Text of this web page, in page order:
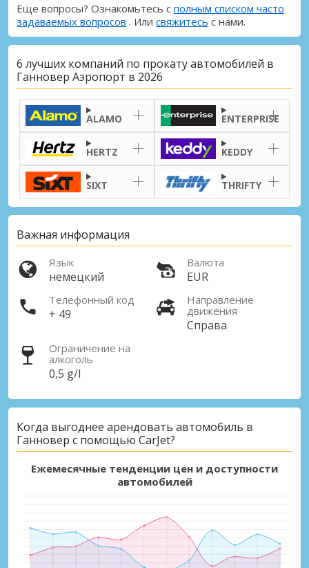
Получите доступ к эксклюзивным
предложениям партнёров
Еще вопросы? Ознакомьтесь с полным списком часто
задаваемых вопросов . Или свяжитесь с нами.
6 лучших компаний по прокату автомобилей в
Ганновер Аэропорт в 2026
ALAMO ENTERPRISE
HERTZ KEDDY
SIXT THRIFTY
Важная информация
Язык
немецкий
Валюта
EUR
Телефонный код
+ 49
Направление
движения
Справа
Ограничение на
алкоголь
0,5 g/l
Когда выгоднее арендовать автомобиль в
Ганновер с помощью CarJet?
Ежемесячные тенденции цен и доступности
автомобилей